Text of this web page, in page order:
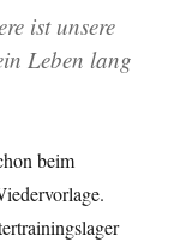
ist unsere
Leben lang
beim